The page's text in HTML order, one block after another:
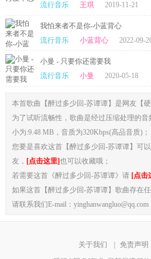
流行音乐
王琪 2019-11-21
我怕来者不是你-小蓝背心
流行音乐
小蓝背心 2022-09-
小曼 - 只要你还需要我
流行音乐
小曼 2020-05-18
本首歌曲【醉过多少回-苏谭谭】是网友【硬
为了试听流畅性，歌曲是经过压缩处理的
小为:9.48 MB，音质为320Kbps(高品音质)；
您要是喜欢这首【醉过多少回-苏谭谭】可以
友， [点击这里]也可以收藏哦；
若需要这首《醉过多少回-苏谭谭》请 [点击
如果这首【醉过多少回-苏谭谭】歌曲存在任
请联系我们E-mail：yinghanwangluo@qq.com
关于我们 免责声明